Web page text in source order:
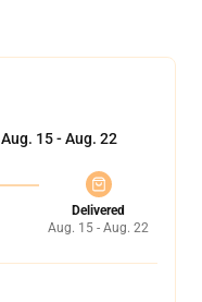
Aug. 15 - Aug. 22
Delivered
Aug. 15 - Aug. 22